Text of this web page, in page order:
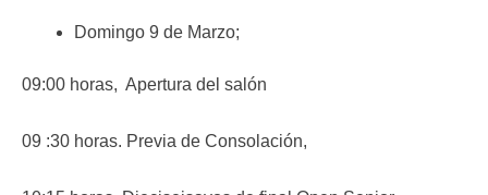
Domingo 9 de Marzo;
09:00 horas, Apertura del salón
09 :30 horas. Previa de Consolación,